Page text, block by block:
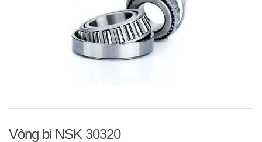
Vòng bi NSK 30320